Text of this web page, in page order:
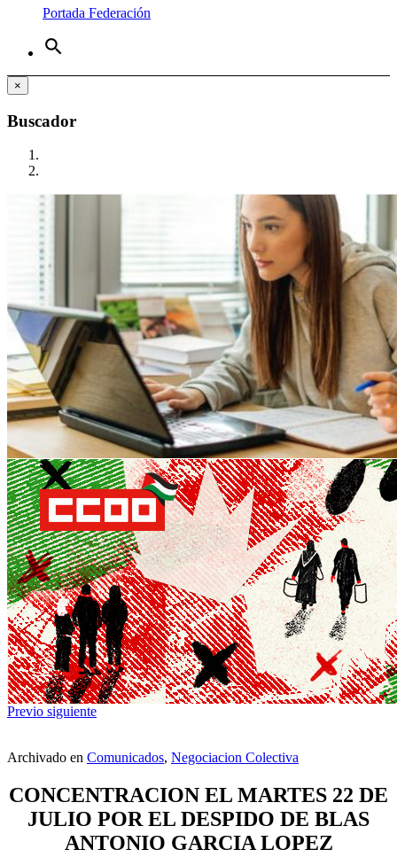
Portada Federación
search
×
Buscador
Previo siguiente
Archivado en Comunicados, Negociacion Colectiva
CONCENTRACION EL MARTES 22 DE
JULIO POR EL DESPIDO DE BLAS
ANTONIO GARCIA LOPEZ